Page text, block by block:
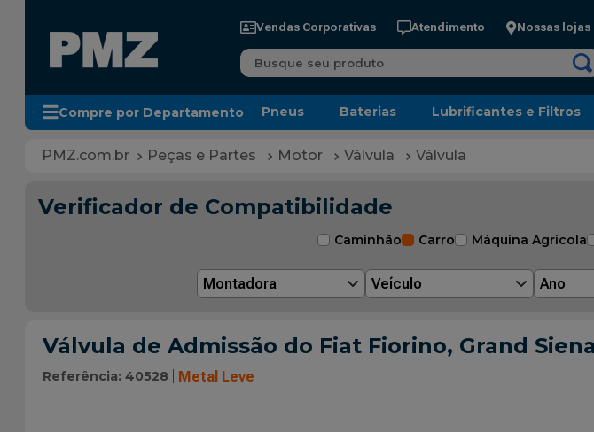
Vendas Corporativas Atendimento Nossas lojas
Busque seu produto
Compre por Departamento Pneus Baterias Lubrificantes e Filtros
Peças e Partes Motor Válvula Válvula
Verificador de Compatibilidade
Caminhão Carro Máquina Agrícola
Montadora Veículo Ano
Válvula de Admissão do Fiat Fiorino, Grand
Referência: 40528 Metal Leve